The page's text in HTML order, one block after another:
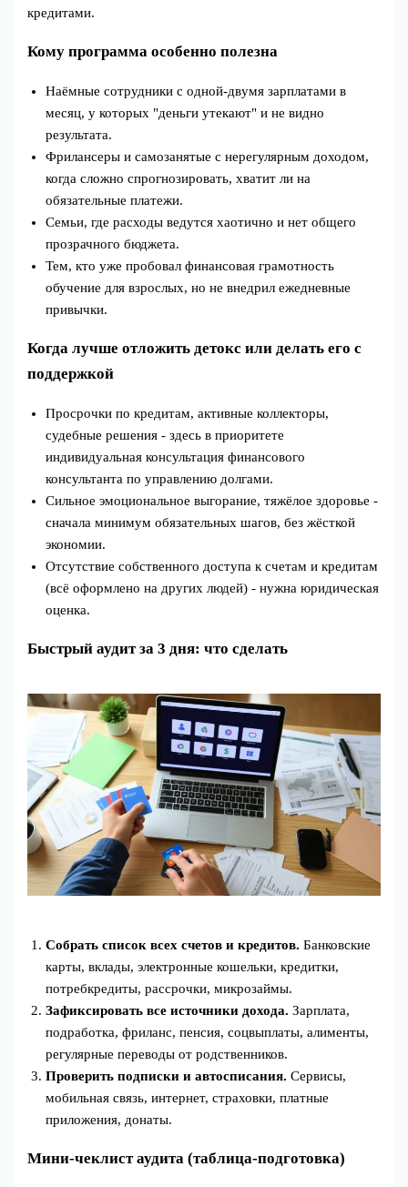
кредитами.
Кому программа особенно полезна
Наёмные сотрудники с одной‑двумя зарплатами в
месяц, у которых "деньги утекают" и не видно
результата.
Фрилансеры и самозанятые с нерегулярным доходом,
когда сложно спрогнозировать, хватит ли на
обязательные платежи.
Семьи, где расходы ведутся хаотично и нет общего
прозрачного бюджета.
Тем, кто уже пробовал финансовая грамотность
обучение для взрослых, но не внедрил ежедневные
привычки.
Когда лучше отложить детокс или делать его с
поддержкой
Просрочки по кредитам, активные коллекторы,
судебные решения - здесь в приоритете
индивидуальная консультация финансового
консультанта по управлению долгами.
Сильное эмоциональное выгорание, тяжёлое здоровье -
сначала минимум обязательных шагов, без жёсткой
экономии.
Отсутствие собственного доступа к счетам и кредитам
(всё оформлено на других людей) - нужна юридическая
оценка.
Быстрый аудит за 3 дня: что сделать
Собрать список всех счетов и кредитов. Банковские
карты, вклады, электронные кошельки, кредитки,
потребкредиты, рассрочки, микрозаймы.
Зафиксировать все источники дохода. Зарплата,
подработка, фриланс, пенсия, соцвыплаты, алименты,
регулярные переводы от родственников.
Проверить подписки и автосписания. Сервисы,
мобильная связь, интернет, страховки, платные
приложения, донаты.
Мини‑чеклист аудита (таблица‑подготовка)